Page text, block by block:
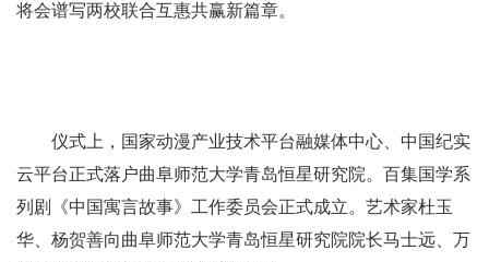
将会谱写两校联合互惠共赢新篇章。
仪式上，国家动漫产业技术平台融媒体中心、中国纪实
云平台正式落户曲阜师范大学青岛恒星研究院。百集国学系
列剧《中国寓言故事》工作委员会正式成立。艺术家杜玉
华、杨贺善向曲阜师范大学青岛恒星研究院院长马士远、万